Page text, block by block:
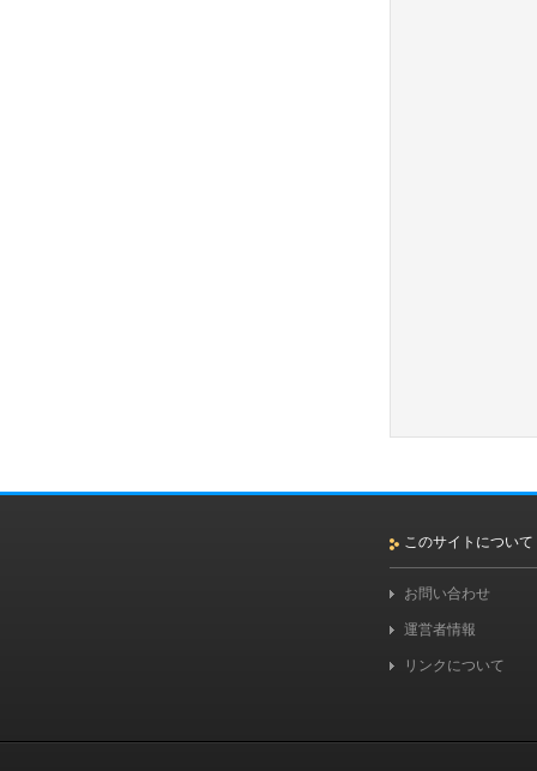
このサイトについて
お問い合わせ
運営者情報
リンクについて